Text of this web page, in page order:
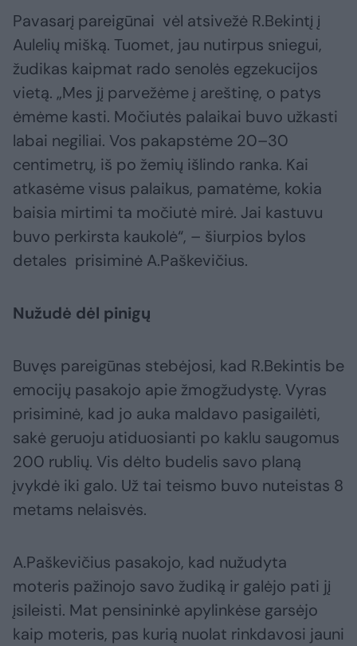
Pavasarį pareigūnai vėl atsivežė R.Bekintį į
Aulelių mišką. Tuomet, jau nutirpus sniegui,
žudikas kaipmat rado senolės egzekucijos
vietą. „Mes jį parvežėme į areštinę, o patys
ėmėme kasti. Močiutės palaikai buvo užkasti
labai negiliai. Vos pakapstėme 20–30
centimetrų, iš po žemių išlindo ranka. Kai
atkasėme visus palaikus, pamatėme, kokia
baisia mirtimi ta močiutė mirė. Jai kastuvu
buvo perkirsta kaukolė“, – šiurpios bylos
detales prisiminė A.Paškevičius.
Nužudė dėl pinigų
Buvęs pareigūnas stebėjosi, kad R.Bekintis be
emocijų pasakojo apie žmogžudystę. Vyras
prisiminė, kad jo auka maldavo pasigailėti,
sakė geruoju atiduosianti po kaklu saugomus
200 rublių. Vis dėlto budelis savo planą
įvykdė iki galo. Už tai teismo buvo nuteistas 8
metams nelaisvės.
A.Paškevičius pasakojo, kad nužudyta
moteris pažinojo savo žudiką ir galėjo pati jį
įsileisti. Mat pensininkė apylinkėse garsėjo
kaip moteris, pas kurią nuolat rinkdavosi jauni